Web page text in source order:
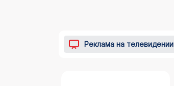
Реклама на телевидении